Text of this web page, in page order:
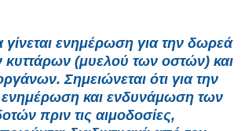
ενημέρωση για την δωρεά
κυττάρων (μυελού των οστών) και
Σημειώνεται ότι για την
και ενδυνάμωση των
πριν τις αιμοδοσίες,